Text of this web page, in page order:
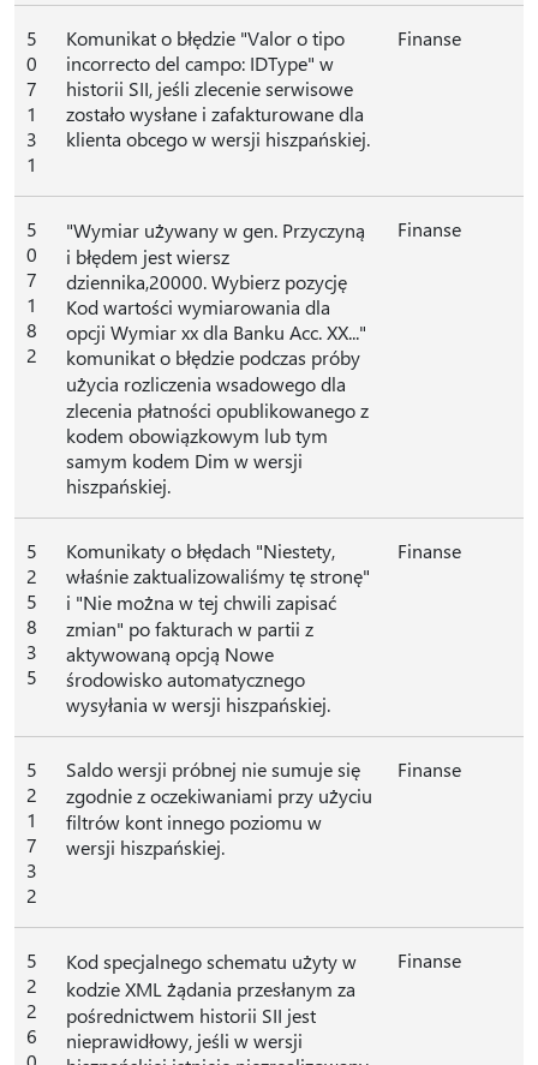
5
0
7
1
3
1
Komunikat o błędzie "Valor o tipo
incorrecto del campo: IDType" w
historii SII, jeśli zlecenie serwisowe
zostało wysłane i zafakturowane dla
klienta obcego w wersji hiszpańskiej.
Finanse
5
0
7
1
8
2
"Wymiar używany w gen. Przyczyną
i błędem jest wiersz
dziennika,20000. Wybierz pozycję
Kod wartości wymiarowania dla
opcji Wymiar xx dla Banku Acc. XX..."
komunikat o błędzie podczas próby
użycia rozliczenia wsadowego dla
zlecenia płatności opublikowanego z
kodem obowiązkowym lub tym
samym kodem Dim w wersji
hiszpańskiej.
Finanse
5
2
5
8
3
5
Komunikaty o błędach "Niestety,
właśnie zaktualizowaliśmy tę stronę"
i "Nie można w tej chwili zapisać
zmian" po fakturach w partii z
aktywowaną opcją Nowe
środowisko automatycznego
wysyłania w wersji hiszpańskiej.
Finanse
5
2
1
7
3
2
Saldo wersji próbnej nie sumuje się
zgodnie z oczekiwaniami przy użyciu
filtrów kont innego poziomu w
wersji hiszpańskiej.
Finanse
5
2
2
6
Kod specjalnego schematu użyty w
kodzie XML żądania przesłanym za
pośrednictwem historii SII jest
nieprawidłowy, jeśli w wersji
Finanse